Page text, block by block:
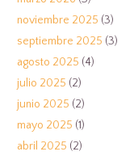
noviembre 2025 (3)
septiembre 2025 (3)
agosto 2025 (4)
julio 2025 (2)
junio 2025 (2)
mayo 2025 (1)
abril 2025 (2)